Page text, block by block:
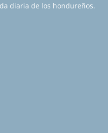
diaria de los hondureños.